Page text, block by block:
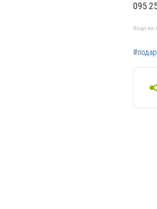
095
Якщо ви